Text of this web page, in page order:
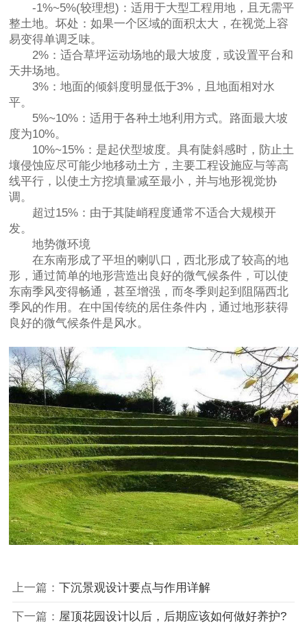
-1%~5%(较理想)：适用于大型工程用地，且无需平
整土地。坏处：如果一个区域的面积太大，在视觉上容
易变得单调乏味。
2%：适合草坪运动场地的最大坡度，或设置平台和
天井场地。
3%：地面的倾斜度明显低于3%，且地面相对水
平。
5%~10%：适用于各种土地利用方式。路面最大坡
度为10%。
10%~15%：是起伏型坡度。具有陡斜感时，防止土
壤侵蚀应尽可能少地移动土方，主要工程设施应与等高
线平行，以使土方挖填量减至最小，并与地形视觉协
调。
超过15%：由于其陡峭程度通常不适合大规模开
发。
地势微环境
在东南形成了平坦的喇叭口，西北形成了较高的地
形，通过简单的地形营造出良好的微气候条件，可以使
东南季风变得畅通，甚至增强，而冬季则起到阻隔西北
季风的作用。在中国传统的居住条件内，通过地形获得
良好的微气候条件是风水。
上一篇： 下沉景观设计要点与作用详解
下一篇： 屋顶花园设计以后，后期应该如何做好养护?